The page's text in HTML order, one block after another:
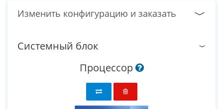
Изменить конфигурацию и заказать
Системный блок
Процессор